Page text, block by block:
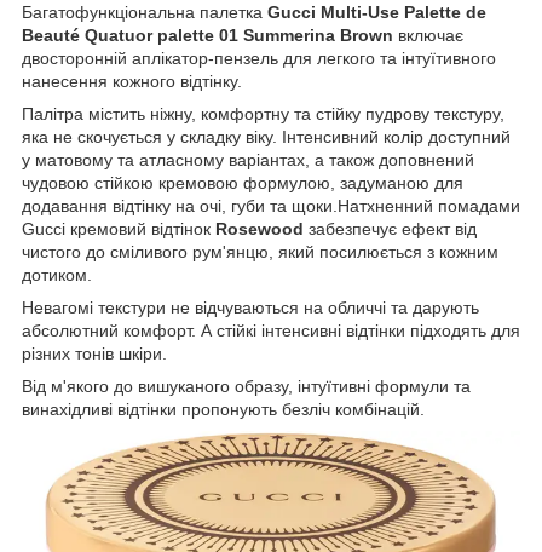
Багатофункціональна палетка Gucci Multi-Use Palette de
Beauté Quatuor palette 01 Summerina Brown включає
двосторонній аплікатор-пензель для легкого та інтуїтивного
нанесення кожного відтінку.
Палітра містить ніжну, комфортну та стійку пудрову текстуру,
яка не скочується у складку віку. Інтенсивний колір доступний
у матовому та атласному варіантах, а також доповнений
чудовою стійкою кремовою формулою, задуманою для
додавання відтінку на очі, губи та щоки.Натхненний помадами
Gucci кремовий відтінок Rosewood забезпечує ефект від
чистого до сміливого рум'янцю, який посилюється з кожним
дотиком.
Невагомі текстури не відчуваються на обличчі та дарують
абсолютний комфорт. А стійкі інтенсивні відтінки підходять для
різних тонів шкіри.
Від м'якого до вишуканого образу, інтуїтивні формули та
винахідливі відтінки пропонують безліч комбінацій.